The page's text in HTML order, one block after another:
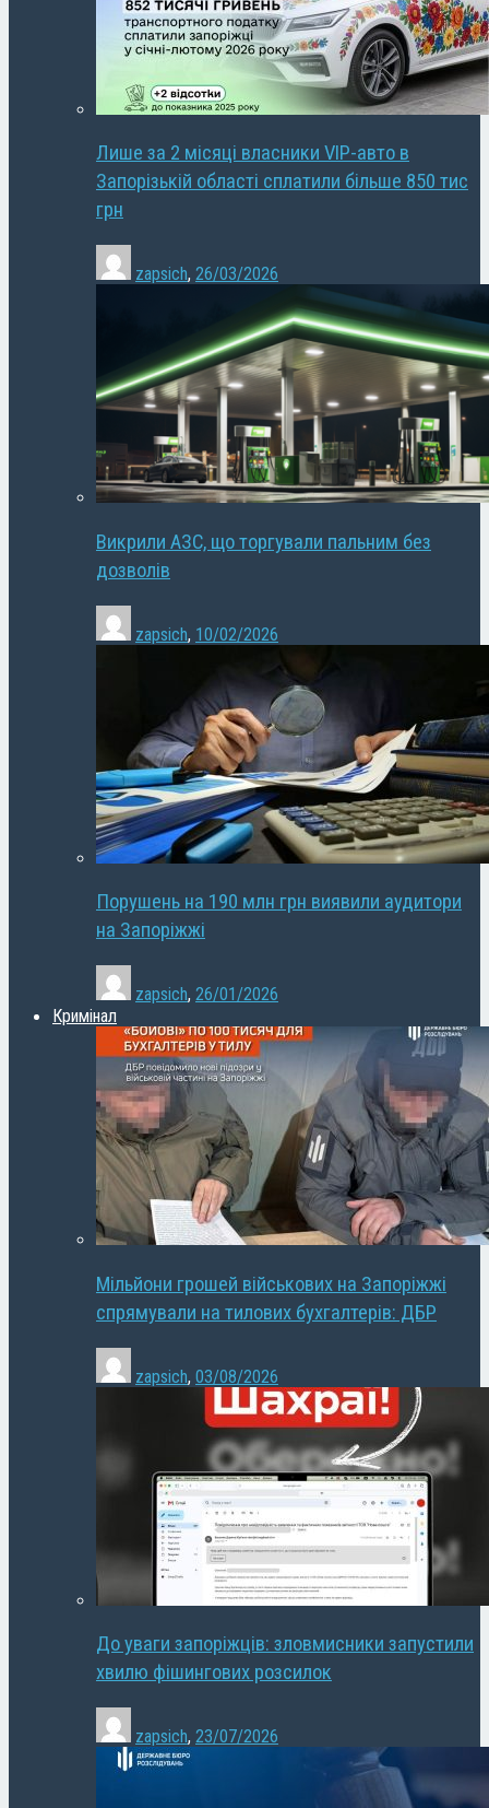
Лише за 2 місяці власники VIP-авто в
Запорізькій області сплатили більше 850 тис
грн
zapsich, 26/03/2026
Викрили АЗС, що торгували пальним без
дозволів
zapsich, 10/02/2026
Порушень на 190 млн грн виявили аудитори
на Запоріжжі
zapsich, 26/01/2026
Кримінал
Мільйони грошей військових на Запоріжжі
спрямували на тилових бухгалтерів: ДБР
zapsich, 03/08/2026
До уваги запоріжців: зловмисники запустили
хвилю фішингових розсилок
zapsich, 23/07/2026